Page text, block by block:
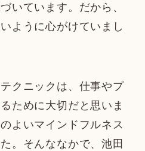
いています。だから、
ように心がけていまし
クニックは、仕事やプ
ために大切だと思いま
よいマインドフルネス
。そんななかで、池田